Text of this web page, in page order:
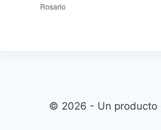
Rosario
© 2026 - Un producto